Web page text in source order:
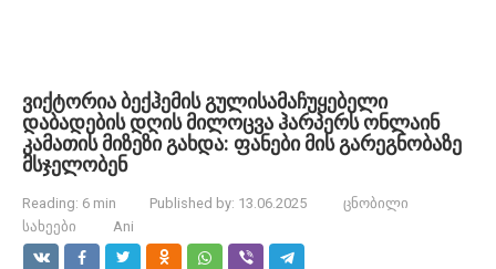
ვიქტორია ბექჰემის გულისამაჩუყებელი
დაბადების დღის მილოცვა ჰარპერს ონლაინ
კამათის მიზეზი გახდა: ფანები მის გარეგნობაზე
მსჯელობენ
Reading: 6 min Published by: 13.06.2025
ცნობილი
სახეები
Ani